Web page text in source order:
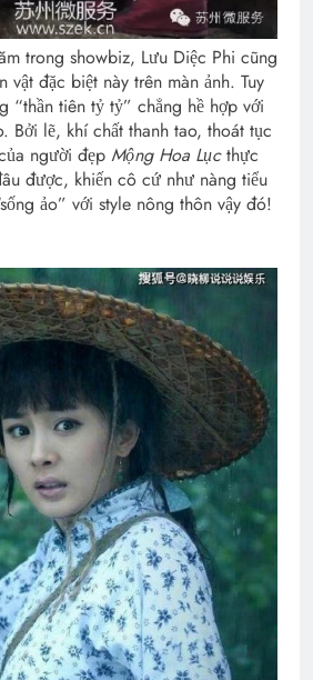
trong showbiz, Lưu Diệc Phi cũng
vật đặc biệt này trên màn ảnh. Tuy
“thần tiên tỷ tỷ” chẳng hề hợp với
Bởi lẽ, khí chất thanh tao, thoát tục
người đẹp Mộng Hoa Lụcthực
được, khiến cô cứ như nàng tiểu
ảo” với style nông thôn vậy đó!